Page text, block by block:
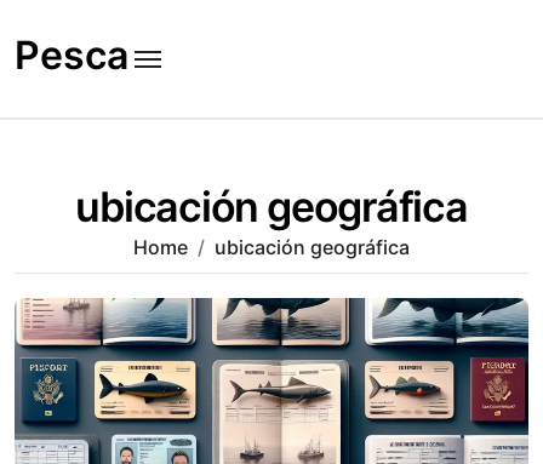
to
content
Pesca
ubicación geográfica
Home ubicación geográfica